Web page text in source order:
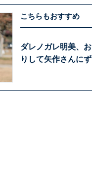
こちらもおすすめ
ダレノガレ明美、
りして矢作さんに